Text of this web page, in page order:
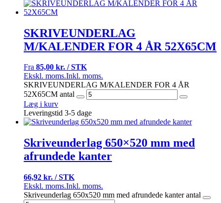
SKRIVEUNDERLAG
M/KALENDER FOR 4 ÅR 52X65CM
Fra 85,00 kr. / STK
Ekskl. moms.Inkl. moms.
SKRIVEUNDERLAG M/KALENDER FOR 4 ÅR
52X65CM antal
Læg i kurv
Leveringstid 3-5 dage
Skriveunderlag 650×520 mm med
afrundede kanter
66,92 kr. / STK
Ekskl. moms.Inkl. moms.
Skriveunderlag 650x520 mm med afrundede kanter antal